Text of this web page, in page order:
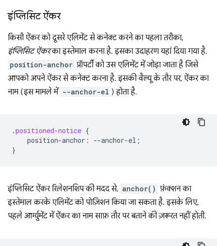
इंप्लिसिट ऐंकर
किसी ऐंकर को दूसरे एलिमेंट से कनेक्ट करने का पहला तरीका,
इंप्लिसिट ऐंकरका इस्तेमाल करना है. इसका उदाहरण यहां दिया गया है.
position-anchor प्रॉपर्टी को उस एलिमेंट में जोड़ा जाता है जिसे
आपको अपने ऐंकर से कनेक्ट करना है. इसकी वैल्यू के तौर पर, ऐंकर का
नाम (इस मामले में --anchor-el ) होता है.
.positioned-notice {
position-anchor : --anchor-el ;
}
इंप्लिसिट ऐंकर रिलेशनशिप की मदद से, anchor() फ़ंक्शन का
इस्तेमाल करके एलिमेंट को पोज़िशन किया जा सकता है. इसके लिए,
पहले आर्ग्युमेंट में ऐंकर का नाम साफ़ तौर पर बताने की ज़रूरत नहीं होती.